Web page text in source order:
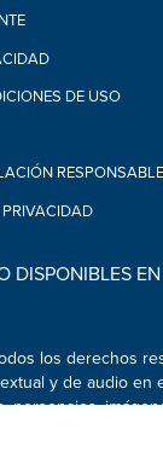
DE USO
RESPONSABLE
DISPONIBLES
los derechos
y de audio en
personajes,